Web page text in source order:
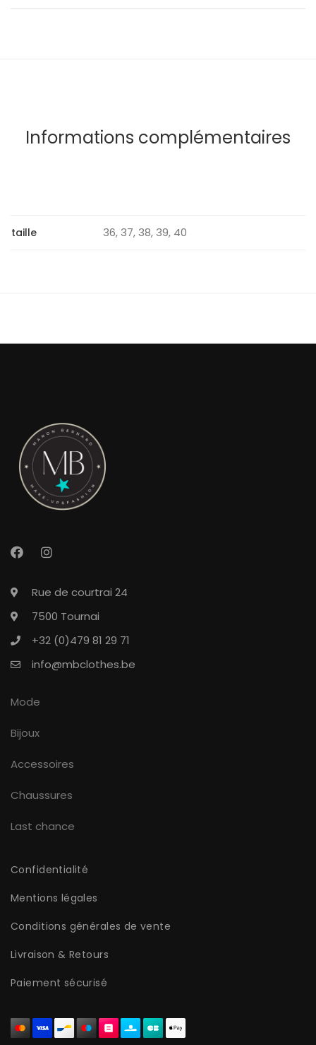
Informations complémentaires
taille 36, 37, 38, 39, 40
Rue de courtrai 24
7500 Tournai
+32 (0)479 81 29 71
info@mbclothes.be
Mode
Bijoux
Accessoires
Chaussures
Last chance
Confidentialité
Mentions légales
Conditions générales de vente
Livraison & Retours
Paiement sécurisé